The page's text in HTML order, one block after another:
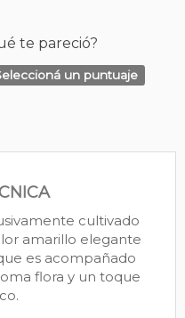
te pareció?
un puntuaje
cultivado
amarillo elegante
es acompañado
flora y un toque